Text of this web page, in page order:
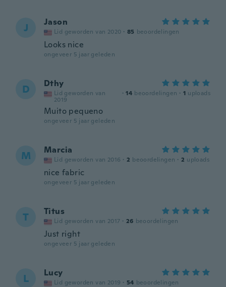
J Jason
Lid geworden van 2020 · 85 beoordelingen
Looks nice
ongeveer 5 jaar geleden
D Dthy
Lid geworden van
2019
· 14 beoordelingen · 1 uploads
Muito pequeno
ongeveer 5 jaar geleden
M Marcia
Lid geworden van 2016 · 2 beoordelingen · 2 uploads
nice fabric
ongeveer 5 jaar geleden
T Titus
Lid geworden van 2017 · 26 beoordelingen
Just right
ongeveer 5 jaar geleden
L Lucy
Lid geworden van 2019 · 54 beoordelingen